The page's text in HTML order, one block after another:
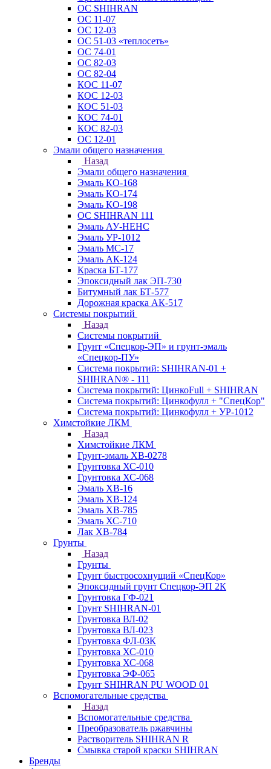
ОС SHIHRAN
ОС 11-07
ОС 12-03
ОС 51-03 «теплосеть»
ОС 74-01
ОС 82-03
ОС 82-04
КОС 11-07
КОС 12-03
КОС 51-03
КОС 74-01
КОС 82-03
ОС 12-01
Эмали общего назначения
Назад
Эмали общего назначения
Эмаль КО-168
Эмаль КО-174
Эмаль КО-198
ОС SHIHRAN 111
Эмаль АУ-НЕНС
Эмаль УР-1012
Эмаль МС-17
Эмаль АК-124
Краска БТ-177
Эпоксидный лак ЭП-730
Битумный лак БТ-577
Дорожная краска АК-517
Системы покрытий
Назад
Системы покрытий
Грунт «Спецкор-ЭП» и грунт-эмаль
«Спецкор-ПУ»
Система покрытий: SHIHRAN-01 +
SHIHRAN® - 111
Система покрытий: ЦинкоFull + SHIHRAN
Система покрытий: Цинкофулл + "СпецКор"
Система покрытий: Цинкофулл + УР-1012
Химстойкие ЛКМ
Назад
Химстойкие ЛКМ
Грунт-эмаль ХВ-0278
Грунтовка ХС-010
Грунтовка ХС-068
Эмаль ХВ-16
Эмаль ХВ-124
Эмаль ХВ-785
Эмаль ХС-710
Лак ХВ-784
Грунты
Назад
Грунты
Грунт быстросохнущий «СпецКор»
Эпоксидный грунт Спецкор-ЭП 2К
Грунтовка ГФ-021
Грунт SHIHRAN-01
Грунтовка ВЛ-02
Грунтовка ВЛ-023
Грунтовка ФЛ-03К
Грунтовка ХС-010
Грунтовка ХС-068
Грунтовка ЭФ-065
Грунт SHIHRAN PU WOOD 01
Вспомогательные средства
Назад
Вспомогательные средства
Преобразователь ржавчины
Растворитель SHIHRAN R
Смывка старой краски SHIHRAN
Бренды